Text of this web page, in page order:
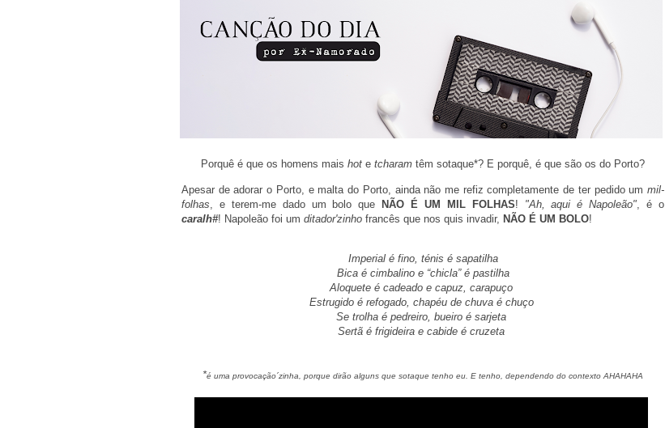
Porquê é que os homens mais hot e tcharam têm sotaque*? E porquê, é que são os do Porto?
Apesar de adorar o Porto, e malta do Porto, ainda não me refiz completamente de ter pedido um mil-
folhas , e terem-me dado um bolo queNÃO É UM MIL FOLHAS! "Ah, aqui é Napoleão" , é o
caralh#! Napoleão foi um ditador'zinho francês que nos quis invadir, NÃO É UM BOLO!
Imperial é fino, ténis é sapatilha
Bica é cimbalino e “chicla” é pastilha
Aloquete é cadeado e capuz, carapuço
Estrugido é refogado, chapéu de chuva é chuço
Se trolha é pedreiro, bueiro é sarjeta
Sertã é frigideira e cabide é cruzeta
*é uma provocação´zinha, porque dirão alguns que sotaque tenho eu. E tenho, dependendo do contexto AHAHAHA